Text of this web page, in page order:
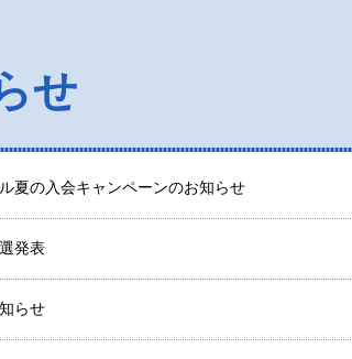
せ
夏の入会キャンペーンのお知らせ
発表
らせ